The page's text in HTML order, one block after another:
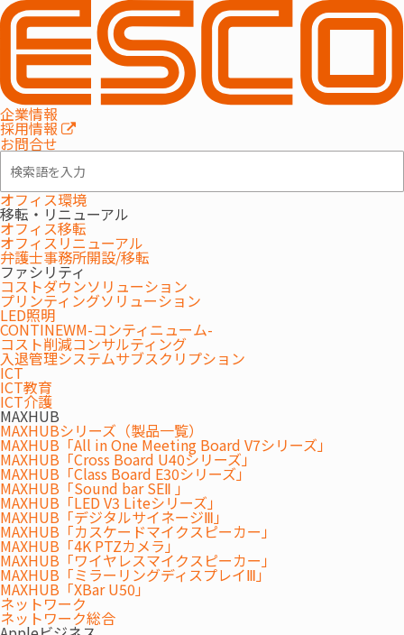
企業情報
採用情報
お問合せ
オフィス環境
移転・リニューアル
オフィス移転
オフィスリニューアル
弁護士事務所開設/移転
ファシリティ
コストダウンソリューション
プリンティングソリューション
LED照明
CONTINEWM-コンティニューム-
コスト削減コンサルティング
入退管理システムサブスクリプション
ICT
ICT教育
ICT介護
MAXHUB
MAXHUBシリーズ（製品一覧）
MAXHUB「All in One Meeting Board V7シリーズ」
MAXHUB「Cross Board U40シリーズ」
MAXHUB「Class Board E30シリーズ」
MAXHUB「Sound bar SEⅡ 」
MAXHUB「LED V3 Liteシリーズ」
MAXHUB「デジタルサイネージⅢ」
MAXHUB「カスケードマイクスピーカー」
MAXHUB「4K PTZカメラ」
MAXHUB「ワイヤレスマイクスピーカー」
MAXHUB「ミラーリングディスプレイⅢ」
MAXHUB「XBar U50」
ネットワーク
ネットワーク総合
セミナー/イベント 2026.08.05
第195回オフィス移転セミナー
お知らせ 2026.07.31
夏季休業のお知らせ